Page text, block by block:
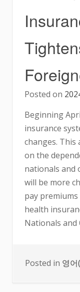
Posted on
Beginning
insurance
changes. This
on the
nationals and
will be more
pay
health
Nationals and
Posted in 영